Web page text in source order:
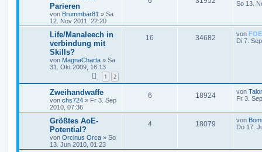
Parieren
von Brummbär81 » Sa
12. Nov 2011, 22:20
So 13.
Life/Manaleech in
verbindung mit
Skills?
von MagnaCharta » Sa
31. Okt 2009, 16:13
1 2
16 34682 von FOE
Di 7.
Zweihandwaffe
von chs724 » Fr 3. Sep
2010, 07:36
6 18924 von
Fr 3.
Größtes AoE-
Potential?
von Orcinus Orca » So
13. Jun 2010, 01:23
4 18079 von
Do 17.